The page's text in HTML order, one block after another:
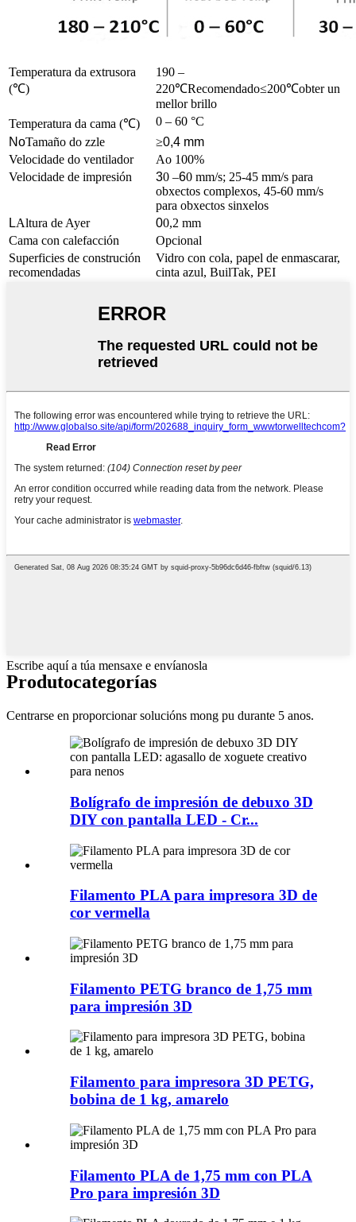
Temperatura da extrusora
(℃)
190 –
220℃Recomendado≤200℃obter un
mellor brillo
Temperatura da cama (℃)
0 – 60 °C
NoTamaño do zzle ≥0,4 mm
Velocidade do ventilador
Ao 100%
Velocidade de impresión
30 –60 mm/s; 25-45 mm/s para
obxectos complexos, 45-60 mm/s
para obxectos sinxelos
LAltura de Ayer 00,2 mm
Cama con calefacción
Opcional
Superficies de construción
recomendadas
Vidro con cola, papel de enmascarar,
cinta azul, BuilTak, PEI
Escribe aquí a túa mensaxe e envíanosla
Produtocategorías
Centrarse en proporcionar solucións mong pu durante 5 anos.
Bolígrafo de impresión de debuxo 3D
DIY con pantalla LED - Cr...
Filamento PLA para impresora 3D de
cor vermella
Filamento PETG branco de 1,75 mm
para impresión 3D
Filamento para impresora 3D PETG,
bobina de 1 kg, amarelo
Filamento PLA de 1,75 mm con PLA
Pro para impresión 3D